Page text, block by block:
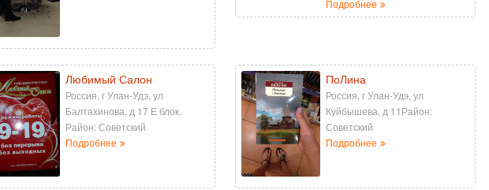
Подробнее
Любимый Салон
Россия, г Улан-Удэ, ул
Балтахинова, д 17 Е блок.
Район: Советский
Подробнее
ПоЛина
Россия, г Улан-Удэ, ул
Куйбышева, д 11Район:
Советский
Подробнее